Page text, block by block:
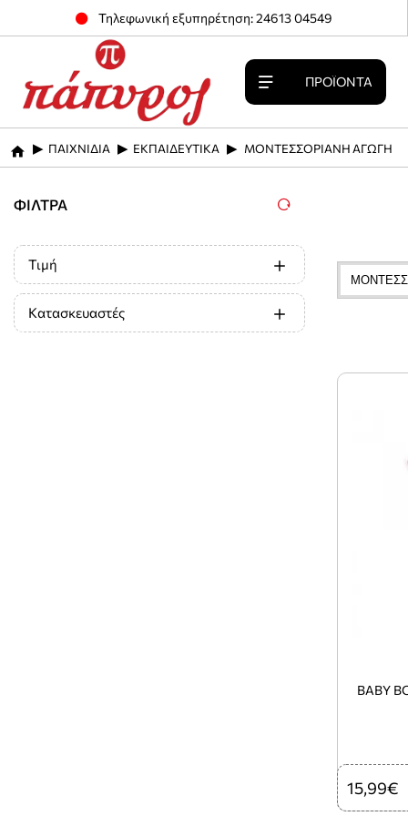
Τηλεφωνική εξυπηρέτηση: 24613 04549
ΠΡΟΪΌΝΤΑ
home
ΠΑΙΧΝΙΔΙΑ ΕΚΠΑΙΔΕΥΤΙΚΑ ΜΟΝΤΕΣΣΟΡΙΑΝΗ ΑΓΩΓΗ
ΦΊΛΤΡΑ
Τιμή
Κατασκευαστές
BABY
15,99€